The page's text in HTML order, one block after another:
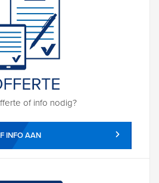
of info nodig?
INFO AAN